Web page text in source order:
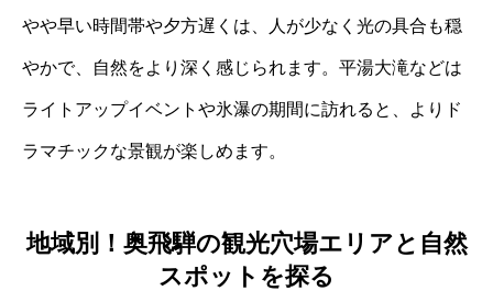
やや早い時間帯や夕方遅くは、人が少なく光の具合も穏
やかで、自然をより深く感じられます。平湯大滝などは
ライトアップイベントや氷瀑の期間に訪れると、よりド
ラマチックな景観が楽しめます。
地域別！奥飛騨の観光穴場エリアと自然
スポットを探る